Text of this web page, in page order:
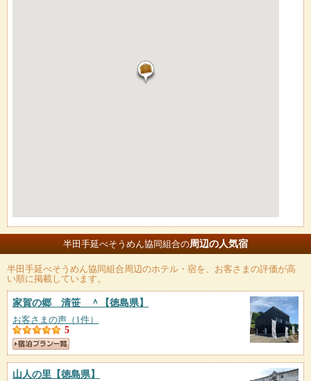
半田手延べそうめん協同組合の周辺の人気宿
半田手延べそうめん協同組合周辺のホテル・宿を、お客さまの評価が高
い順に掲載しています。
家賀の郷 清笹 ＾ 【徳島県】
お客さまの声（1件）
5
山人の里 【徳島県】